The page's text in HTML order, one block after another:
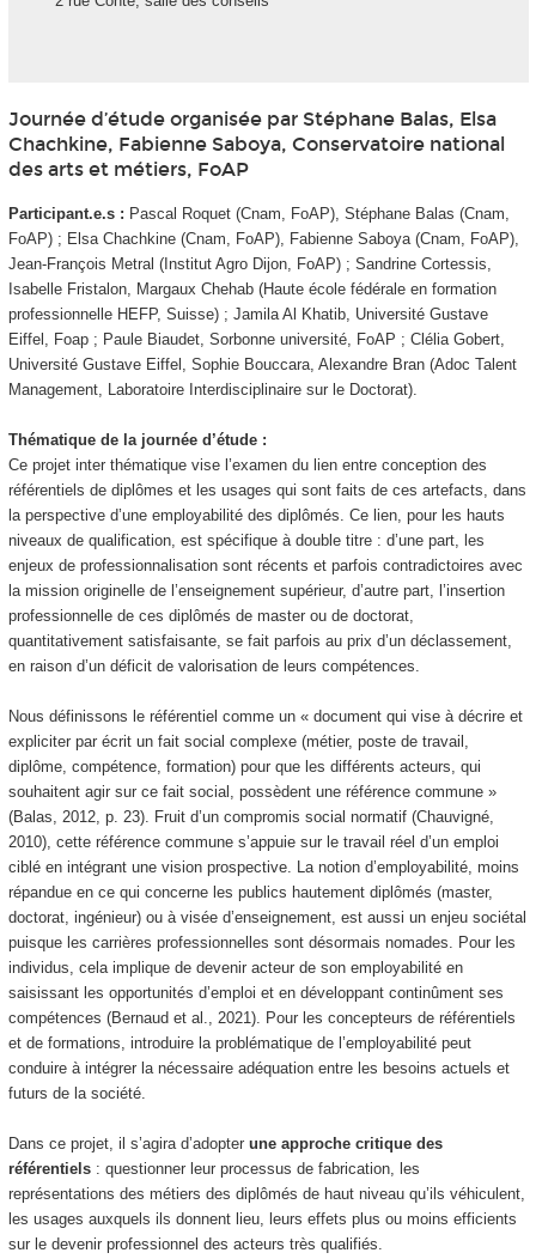
Journée d’étude organisée par Stéphane Balas, Elsa
Chachkine, Fabienne Saboya, Conservatoire national
des arts et métiers, FoAP
Participant.e.s : Pascal Roquet (Cnam, FoAP), Stéphane Balas (Cnam,
FoAP) ; Elsa Chachkine (Cnam, FoAP), Fabienne Saboya (Cnam, FoAP),
Jean-François Metral (Institut Agro Dijon, FoAP) ; Sandrine Cortessis,
Isabelle Fristalon, Margaux Chehab (Haute école fédérale en formation
professionnelle HEFP, Suisse) ; Jamila Al Khatib, Université Gustave
Eiffel, Foap ; Paule Biaudet, Sorbonne université, FoAP ; Clélia Gobert,
Université Gustave Eiffel, Sophie Bouccara, Alexandre Bran (Adoc Talent
Management, Laboratoire Interdisciplinaire sur le Doctorat).
Thématique de la journée d’étude :
Ce projet inter thématique vise l’examen du lien entre conception des
référentiels de diplômes et les usages qui sont faits de ces artefacts, dans
la perspective d’une employabilité des diplômés. Ce lien, pour les hauts
niveaux de qualification, est spécifique à double titre : d’une part, les
enjeux de professionnalisation sont récents et parfois contradictoires avec
la mission originelle de l’enseignement supérieur, d’autre part, l’insertion
professionnelle de ces diplômés de master ou de doctorat,
quantitativement satisfaisante, se fait parfois au prix d’un déclassement,
en raison d’un déficit de valorisation de leurs compétences.
Nous définissons le référentiel comme un « document qui vise à décrire et
expliciter par écrit un fait social complexe (métier, poste de travail,
diplôme, compétence, formation) pour que les différents acteurs, qui
souhaitent agir sur ce fait social, possèdent une référence commune »
(Balas, 2012, p. 23). Fruit d’un compromis social normatif (Chauvigné,
2010), cette référence commune s’appuie sur le travail réel d’un emploi
ciblé en intégrant une vision prospective. La notion d’employabilité, moins
répandue en ce qui concerne les publics hautement diplômés (master,
doctorat, ingénieur) ou à visée d’enseignement, est aussi un enjeu sociétal
puisque les carrières professionnelles sont désormais nomades. Pour les
individus, cela implique de devenir acteur de son employabilité en
saisissant les opportunités d’emploi et en développant continûment ses
compétences (Bernaud et al., 2021). Pour les concepteurs de référentiels
et de formations, introduire la problématique de l’employabilité peut
conduire à intégrer la nécessaire adéquation entre les besoins actuels et
futurs de la société.
Dans ce projet, il s’agira d’adopter une approche critique des
référentiels : questionner leur processus de fabrication, les
représentations des métiers des diplômés de haut niveau qu’ils véhiculent,
les usages auxquels ils donnent lieu, leurs effets plus ou moins efficients
sur le devenir professionnel des acteurs très qualifiés.